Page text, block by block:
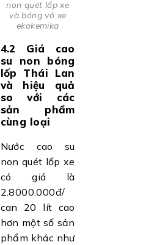
non quét lốp xe
và bóng vỏ xe
ekokemika
4.2 Giá cao
su non bóng
lốp Thái Lan
và hiệu quả
so với các
sản phẩm
cùng loại
Nước cao su
non quét lốp xe
có giá là
2.8000.000đ/
can 20 lít cao
hơn một số sản
phẩm khác như